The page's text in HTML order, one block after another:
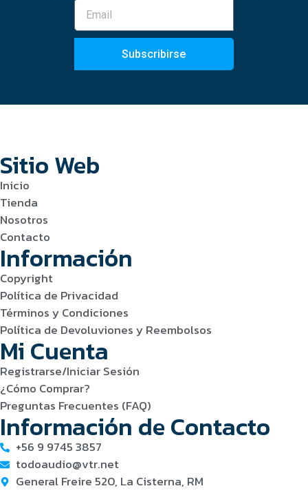
Subscribirse
Sitio Web
Inicio
Tienda
Nosotros
Contacto
Información
Copyright
Política de Privacidad
Términos y Condiciones
Política de Devoluviones y Reembolsos
Mi Cuenta
Registrarse/Iniciar Sesión
¿Cómo Comprar?
Preguntas Frecuentes (FAQ)
Información de Contacto
+56 9 9745 3857
todoaudio@vtr.net
General Freire 520, La Cisterna, RM